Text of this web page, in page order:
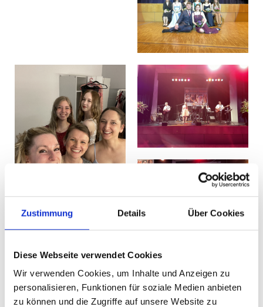
Zustimmung Details Über Cookies
Diese Webseite verwendet Cookies
Wir verwenden Cookies, um Inhalte und Anzeigen zu
personalisieren, Funktionen für soziale Medien anbieten
zu können und die Zugriffe auf unsere Website zu